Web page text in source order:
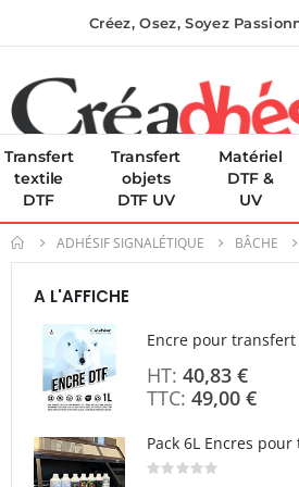
Créez, Osez, Soyez
Transfert
textile
DTF
Transfert
objets
DTF UV
Matériel
DTF &
UV
ADHÉSIF SIGNALÉTIQUE BÂCHE
A L'AFFICHE
49,00 €
40,83 €
Rating:
0%